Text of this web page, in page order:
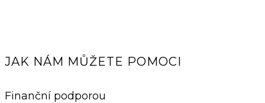
JAK NÁM MŮŽETE POMOCI
Finanční podporou